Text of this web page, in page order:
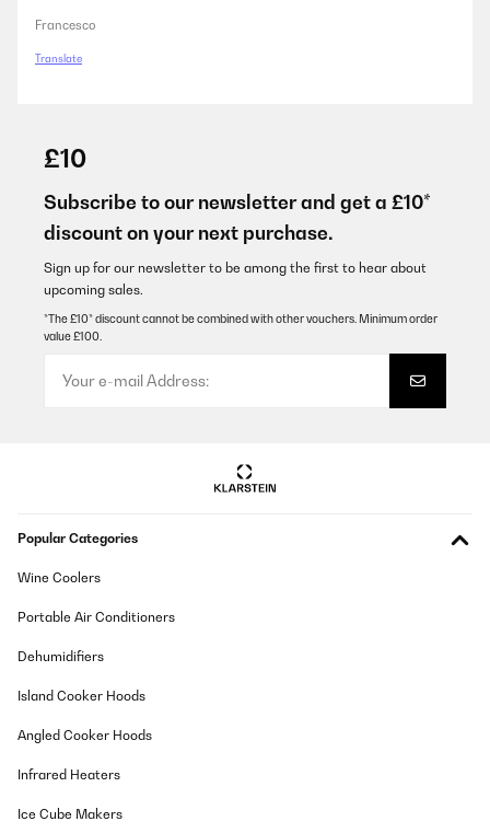
Francesco
Translate
£10
Subscribe to our newsletter and get a £10*
discount on your next purchase.
Sign up for our newsletter to be among the first to hear about
upcoming sales.
*The £10* discount cannot be combined with other vouchers. Minimum order
value £100.
Popular Categories
Wine Coolers
Portable Air Conditioners
Dehumidifiers
Island Cooker Hoods
Angled Cooker Hoods
Infrared Heaters
Ice Cube Makers